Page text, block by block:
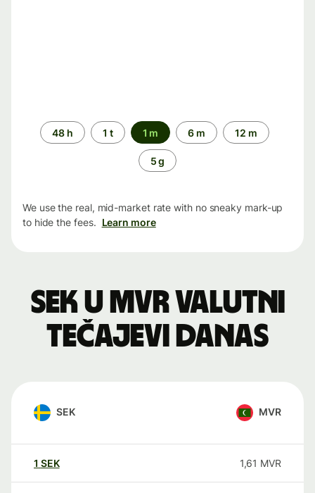
Time
period
48 h 1 t 1 m 6 m 12 m
5 g
We use the real, mid-market rate with no sneaky mark-up
to hide the fees. Learn more
SEK u MVR valutni
tečajevi danas
SEK MVR
1 SEK 1,61 MVR